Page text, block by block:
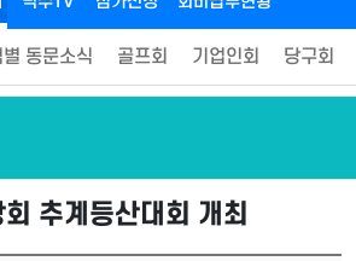
동문소식 골프회 기업인회 당구회
추계등산대회 개최